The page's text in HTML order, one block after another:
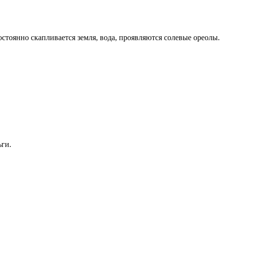
скапливается земля, вода, проявляются солевые ореолы.